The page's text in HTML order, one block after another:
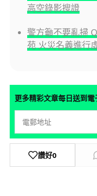
高空錄影搜證
警方籲不要亂掃
苑 火災名義進行
更多精彩文章每日送到電
讚好0